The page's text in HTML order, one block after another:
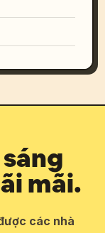
mãi.
các nhà